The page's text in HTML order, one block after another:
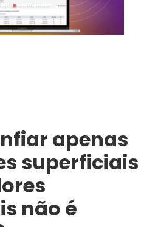
apenas
superficiais
não é